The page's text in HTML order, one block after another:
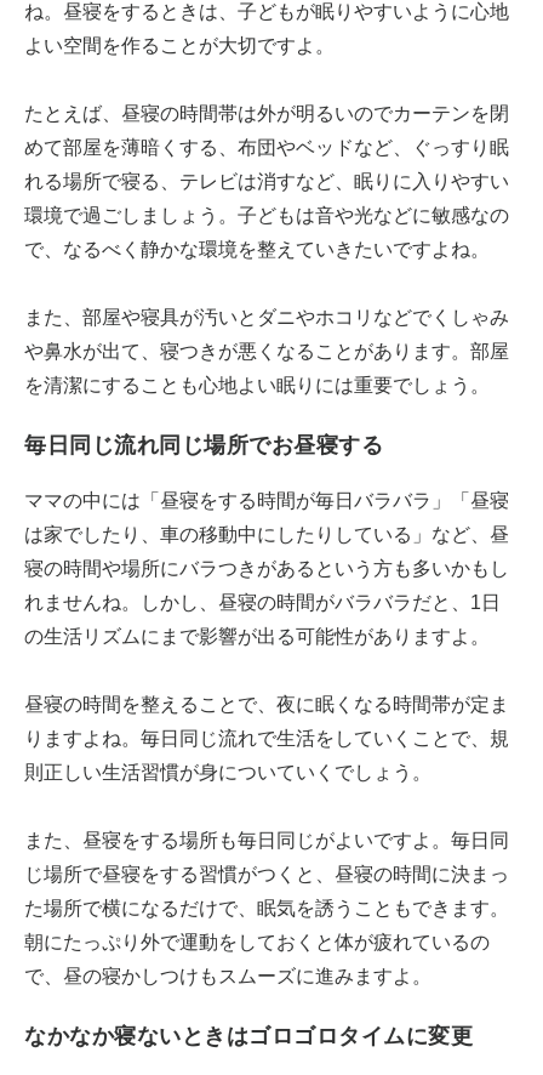
ね。昼寝をするときは、子どもが眠りやすいように心地
よい空間を作ることが大切ですよ。
たとえば、昼寝の時間帯は外が明るいのでカーテンを閉
めて部屋を薄暗くする、布団やベッドなど、ぐっすり眠
れる場所で寝る、テレビは消すなど、眠りに入りやすい
環境で過ごしましょう。子どもは音や光などに敏感なの
で、なるべく静かな環境を整えていきたいですよね。
また、部屋や寝具が汚いとダニやホコリなどでくしゃみ
や鼻水が出て、寝つきが悪くなることがあります。部屋
を清潔にすることも心地よい眠りには重要でしょう。
毎日同じ流れ同じ場所でお昼寝する
ママの中には「昼寝をする時間が毎日バラバラ」「昼寝
は家でしたり、車の移動中にしたりしている」など、昼
寝の時間や場所にバラつきがあるという方も多いかもし
れませんね。しかし、昼寝の時間がバラバラだと、1日
の生活リズムにまで影響が出る可能性がありますよ。
昼寝の時間を整えることで、夜に眠くなる時間帯が定ま
りますよね。毎日同じ流れで生活をしていくことで、規
則正しい生活習慣が身についていくでしょう。
また、昼寝をする場所も毎日同じがよいですよ。毎日同
じ場所で昼寝をする習慣がつくと、昼寝の時間に決まっ
た場所で横になるだけで、眠気を誘うこともできます。
朝にたっぷり外で運動をしておくと体が疲れているの
で、昼の寝かしつけもスムーズに進みますよ。
なかなか寝ないときはゴロゴロタイムに変更